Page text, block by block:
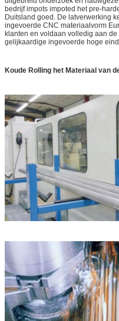
bedrijf impots impoted het pre-
Duitsland goed. De latverwerking
ingevoerde CNC materiaalvorm
klanten en voldaan volledig aan
gelijkaardige ingevoerde hoge
Koude Rolling het Materiaal van